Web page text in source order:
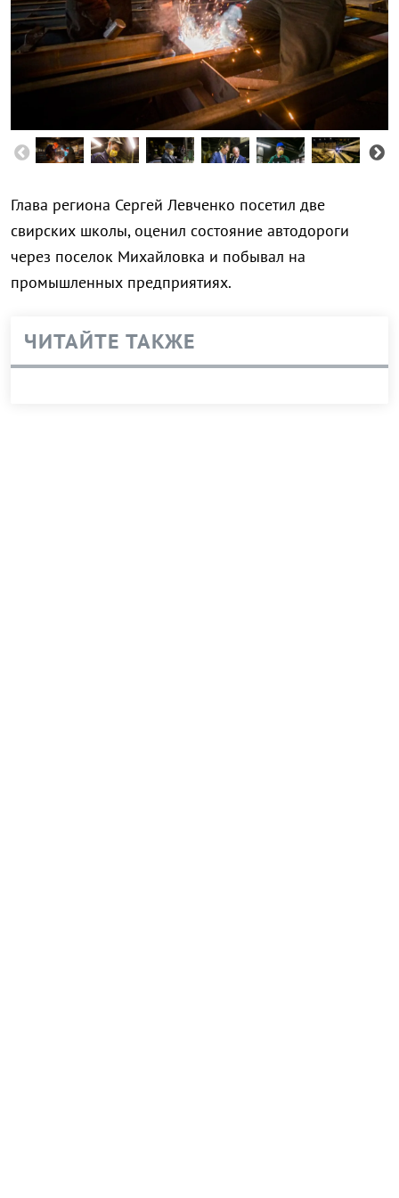
Глава региона Сергей Левченко посетил две
свирских школы, оценил состояние автодороги
через поселок Михайловка и побывал на
промышленных предприятиях.
ЧИТАЙТЕ ТАКЖЕ